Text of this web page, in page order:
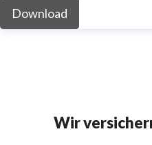
Download
Wir